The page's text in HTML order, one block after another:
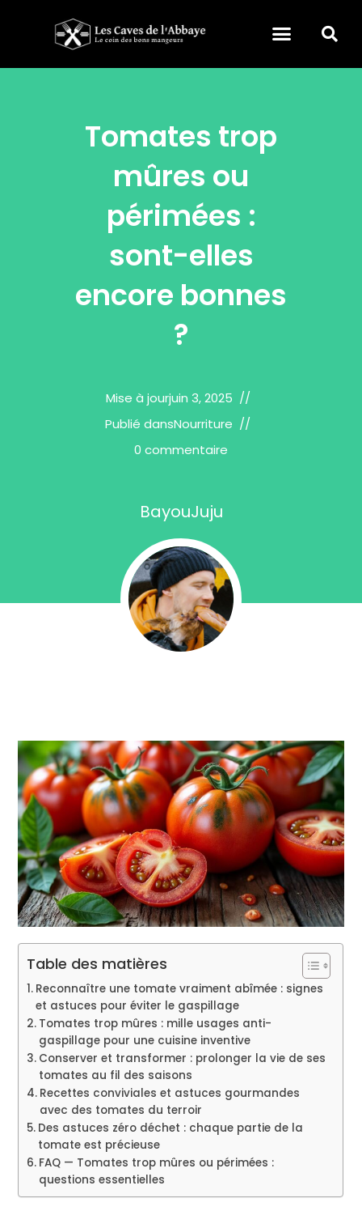
Tomates trop
mûres ou
périmées :
sont-elles
encore bonnes
?
Mise à jourjuin 3, 2025
Publié dansNourriture
0 commentaire
BayouJuju
Table des matières
Reconnaître une tomate vraiment abîmée : signes
et astuces pour éviter le gaspillage
Tomates trop mûres : mille usages anti-
gaspillage pour une cuisine inventive
Conserver et transformer : prolonger la vie de ses
tomates au fil des saisons
Recettes conviviales et astuces gourmandes
avec des tomates du terroir
Des astuces zéro déchet : chaque partie de la
tomate est précieuse
FAQ — Tomates trop mûres ou périmées :
questions essentielles